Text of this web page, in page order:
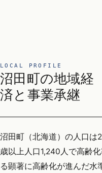
LOCAL PROFILE
沼田町の地域経
済と事業承継
沼田町（北海道）の人口
歳以上人口1,240人で高齢
る顕著に高齢化が進んだ水